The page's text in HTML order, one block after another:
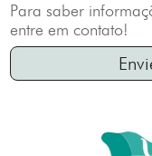
Para saber
entre em contato!